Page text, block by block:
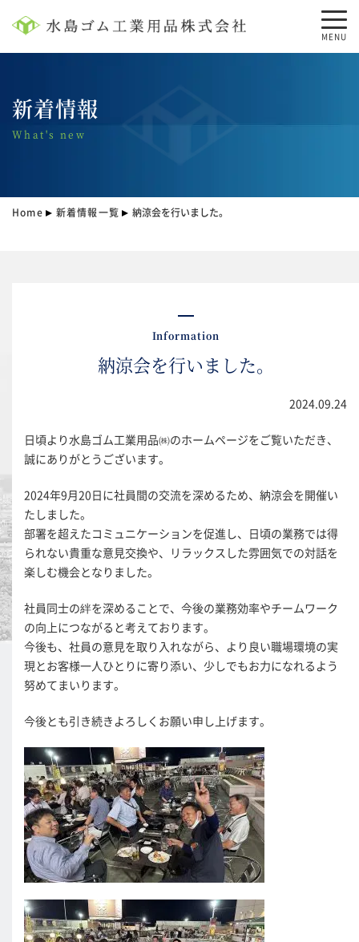
MENU
新着情報
What's new
Home 新着情報一覧 納涼会を行いました。
Information
納涼会を行いました。
2024.09.24
日頃より水島ゴム工業用品㈱のホームページをご覧いただき、
誠にありがとうございます。
2024年9月20日に社員間の交流を深めるため、納涼会を開催い
たしました。
部署を超えたコミュニケーションを促進し、日頃の業務では得
られない貴重な意見交換や、リラックスした雰囲気での対話を
楽しむ機会となりました。
社員同士の絆を深めることで、今後の業務効率やチームワーク
の向上につながると考えております。
今後も、社員の意見を取り入れながら、より良い職場環境の実
現とお客様一人ひとりに寄り添い、少しでもお力になれるよう
努めてまいります。
今後とも引き続きよろしくお願い申し上げます。